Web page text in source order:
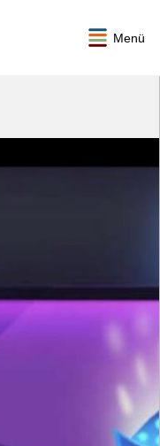
Menü